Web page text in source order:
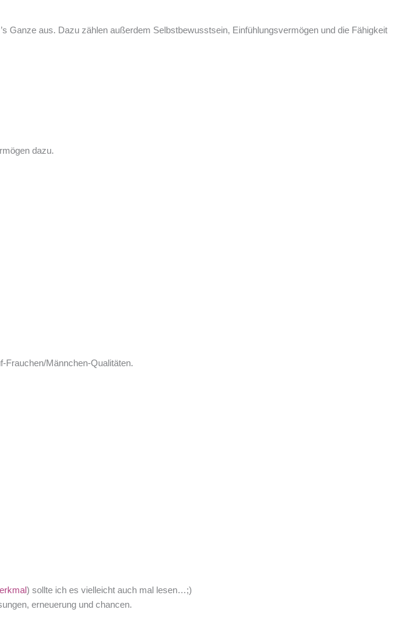
aus. Dazu zählen außerdem Selbstbewusstsein, Einfühlungsvermögen und die Fähigkeit
dazu.
Frauchen/Männchen-Qualitäten.
) sollte ich es vielleicht auch mal lesen…;)
erneuerung und chancen.